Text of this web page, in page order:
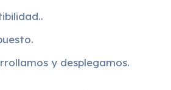
y desplegamos.